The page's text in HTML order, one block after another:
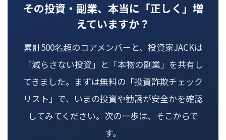
その投資・副業、本当に「正しく」増
えていますか？
累計500名超のコアメンバーと、投資家JACKは
「減らさない投資」と「本物の副業」を共有し
てきました。まずは無料の「投資詐欺チェック
リスト」で、いまの投資や勧誘が安全かを確認
してみてください。次の一歩は、そこからで
す。